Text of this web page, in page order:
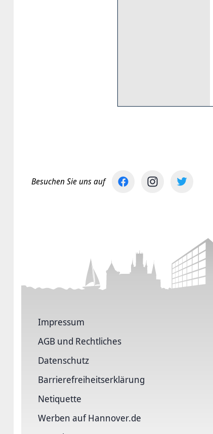
Besuchen Sie uns auf
Impressum
AGB und Rechtliches
Datenschutz
Barriere­freiheits­erklärung
Netiquette
Werben auf Hannover.de